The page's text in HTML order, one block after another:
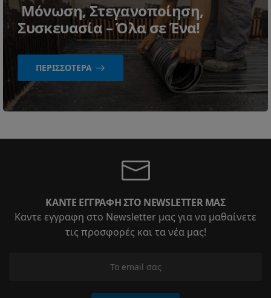
Μόνωση, Στεγανοποίηση,
Συσκευασία – Όλα σε Ένα!
ΠΕΡΙΣΣΌΤΕΡΑ
ΚΆΝΤΕ ΕΓΓΡΑΦΉ ΣΤΟ NEWSLETTER ΜΑΣ
Καντε εγγραφη στο Newsletter μας για να μαθαίνετε
τις προσφορές και τα νέα μας!